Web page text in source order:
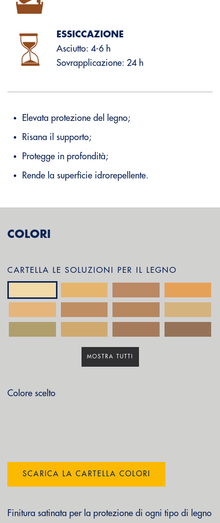
ESSICCAZIONE
Asciutto: 4-6 h
Sovrapplicazione: 24 h
Elevata protezione del legno;
Risana il supporto;
Protegge in profondità;
Rende la superficie idrorepellente.
COLORI
CARTELLA LE SOLUZIONI PER IL LEGNO
MOSTRA TUTTI
Colore scelto
SCARICA LA CARTELLA COLORI
Finitura satinata per la protezione di ogni tipo di legno